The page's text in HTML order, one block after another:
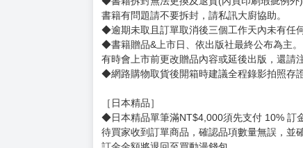
【下標前，請詳閱以下事項，完全同意才請下
［一般商品］
◆有任何問題請聯繫客服。
用評價溝通者，日後將不再提供購書服務，請
◆不同月份商品可一起結帳，等訂單內所有商
◆預購商品皆無現貨，商品圖為示意圖，請以
◆商品如有缺件、瑕疵，請務必取貨3日內留
◆書籍拆封無法更換及退貨(內頁印刷瑕疵例外)